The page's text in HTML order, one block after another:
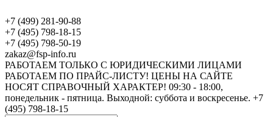
+7 (499) 281-90-88
+7 (495) 798-18-15
+7 (495) 798-50-19
zakaz@fsp-info.ru
РАБОТАЕМ ТОЛЬКО С ЮРИДИЧЕСКИМИ ЛИЦАМИ
РАБОТАЕМ ПО ПРАЙС-ЛИСТУ! ЦЕНЫ НА САЙТЕ
НОСЯТ СПРАВОЧНЫЙ ХАРАКТЕР! 09:30 - 18:00,
понедельник - пятница. Выходной: суббота и воскресенье. +7
(495) 798-18-15